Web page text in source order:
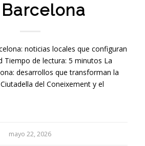
noticias locales que configuran
Tiempo de lectura: 5 minutos La
desarrollos que transforman la
del Coneixement y el
mayo 22, 2026